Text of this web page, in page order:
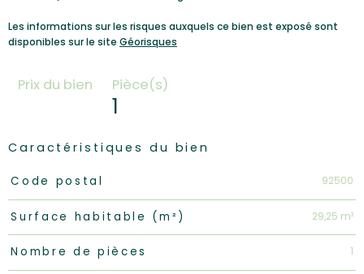
Les informations sur les risques auxquels ce bien est exposé sont
disponibles sur le site Géorisques
Prix du bien Pièce(s)
1
Caractéristiques du bien
Caractéristiques Valeurs
Code postal 92500
Surface habitable (m²) 29,25 m²
Nombre de pièces 1